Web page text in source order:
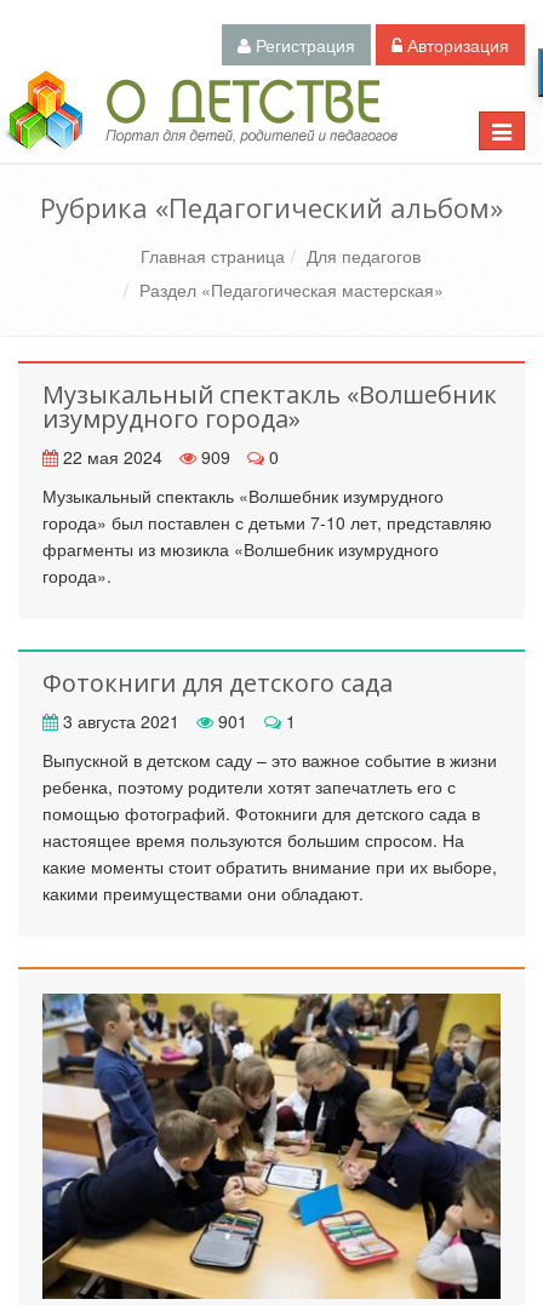
Регистрация Авторизация
Toggle
Педагогический портал «О детстве»
Рубрика «Педагогический альбом»
Главная страница
Для педагогов
Раздел «Педагогическая мастерская»
Музыкальный спектакль «Волшебник
изумрудного города»
22 мая 2024 909
0
Музыкальный спектакль «Волшебник изумрудного
города» был поставлен с детьми 7-10 лет, представляю
фрагменты из мюзикла «Волшебник изумрудного
города».
Фотокниги для детского сада
3 августа 2021 901
1
Выпускной в детском саду – это важное событие в жизни
ребенка, поэтому родители хотят запечатлеть его с
помощью фотографий. Фотокниги для детского сада в
настоящее время пользуются большим спросом. На
какие моменты стоит обратить внимание при их выборе,
какими преимуществами они обладают.